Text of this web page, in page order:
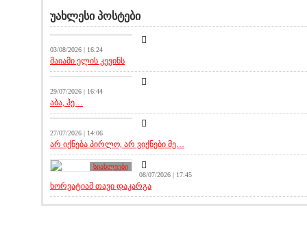
უახლესი პოსტები
03/08/2026 | 16:24
მაიამი ელის კევინს
აქეთურ-იქითური
29/07/2026 | 16:44
აბა, ჰე…
სიახლეები
27/07/2026 | 14:06
არ იქნება პირლო, არ ვიქნები მე…
სიახლეები
08/07/2026 | 17:45
ხორვატიამ თავი დაკარგა